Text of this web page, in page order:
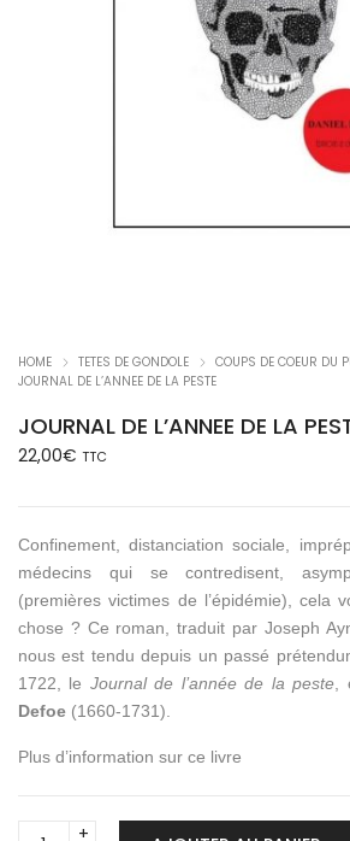
HOME TETES DE GONDOLE
COUPS DE COEUR DU
JOURNAL DE L’ANNEE DE LA PESTE
JOURNAL DE L’ANNEE DE LA
22,00€ TTC
Confinement, distanciation sociale,
médecins qui se contredisent,
(premières victimes de l’épidémie), cela
chose ? Ce roman, traduit par Joseph
nous est tendu depuis un passé
1722, le Journal de l’année de la peste
Defoe (1660-1731).
Plus d’information sur ce livre
JOURNAL